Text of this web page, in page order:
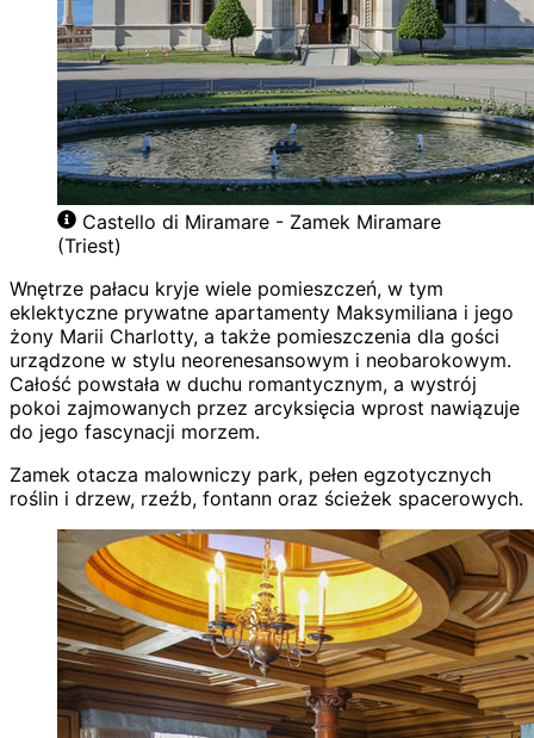
Castello di Miramare - Zamek Miramare
(Triest)
Wnętrze pałacu kryje wiele pomieszczeń, w tym
eklektyczne prywatne apartamenty Maksymiliana i jego
żony Marii Charlotty, a także pomieszczenia dla gości
urządzone w stylu neorenesansowym i neobarokowym.
Całość powstała w duchu romantycznym, a wystrój
pokoi zajmowanych przez arcyksięcia wprost nawiązuje
do jego fascynacji morzem.
Zamek otacza malowniczy park, pełen egzotycznych
roślin i drzew, rzeźb, fontann oraz ścieżek spacerowych.